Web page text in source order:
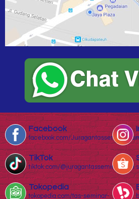
Facebook
facebook.com/
TikTok
tiktok.com/@juragantasseminar.com
Tokopedia
tokopedia.com/tas-seminar-